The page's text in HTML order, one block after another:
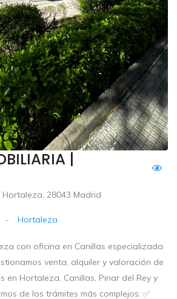
|
Hortaleza, 28043 Madrid
- Hortaleza
con oficina en Canillas especializada
venta, alquiler y valoración de
en Hortaleza, Canillas, Pinar del Rey y
de los trámites más complejos: ✅